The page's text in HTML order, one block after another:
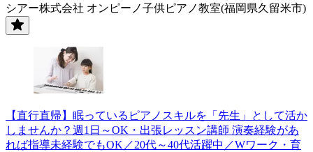
シアー株式会社 オンピーノ子供ピアノ教室(福岡県久留米市)
【直行直帰】眠っているピアノスキルを「先生」として活か
しませんか？週1日～OK・出張レッスン講師 演奏経験があ
れば指導未経験でもOK／20代～40代活躍中／Wワーク・育